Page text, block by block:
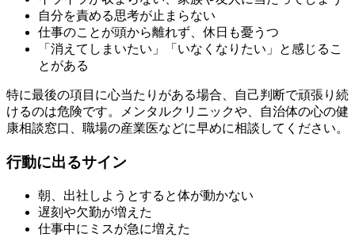
自分を責める思考が止まらない
仕事のことが頭から離れず、休日も憂うつ
「消えてしまいたい」「いなくなりたい」と感じるこ
とがある
特に最後の項目に心当たりがある場合、自己判断で頑張り続
けるのは危険です。メンタルクリニックや、自治体の心の健
康相談窓口、職場の産業医などに早めに相談してください。
行動に出るサイン
朝、出社しようとすると体が動かない
遅刻や欠勤が増えた
仕事中にミスが急に増えた